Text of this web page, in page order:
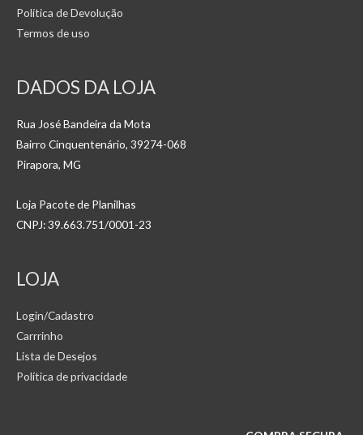
Política de Devolução
Termos de uso
DADOS DA LOJA
Rua José Bandeira da Mota
Bairro Cinquentenário, 39274-068
Pirapora, MG
Loja Pacote de Planilhas
CNPJ: 39.663.751/0001-23
LOJA
Login/Cadastro
Carrrinho
Lista de Desejos
Política de privacidade